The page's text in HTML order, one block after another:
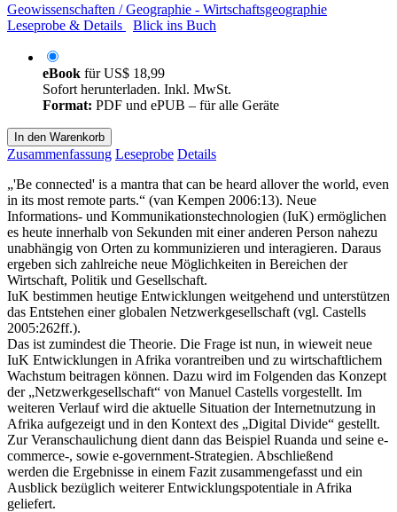
Geowissenschaften / Geographie - Wirtschaftsgeographie
Leseprobe & Details
Blick ins Buch
eBook fürUS$ 18,99
Sofort herunterladen. Inkl. MwSt.
Format: PDF und ePUB – für alle Geräte
In den Warenkorb
Zusammenfassung Leseprobe Details
„'Be connected' is a mantra that can be heard allover the world, even
in its most remote parts.“ (van Kempen 2006:13). Neue
Informations- und Kommunikationstechnologien (IuK) ermöglichen
es heute innerhalb von Sekunden mit einer anderen Person nahezu
unabhängig von Orten zu kommunizieren und interagieren. Daraus
ergeben sich zahlreiche neue Möglichkeiten in Bereichen der
Wirtschaft, Politik und Gesellschaft.
IuK bestimmen heutige Entwicklungen weitgehend und unterstützen
das Entstehen einer globalen Netzwerkgesellschaft (vgl. Castells
2005:262ff.).
Das ist zumindest die Theorie. Die Frage ist nun, in wieweit neue
IuK Entwicklungen in Afrika vorantreiben und zu wirtschaftlichem
Wachstum beitragen können. Dazu wird im Folgenden das Konzept
der „Netzwerkgesellschaft“ von Manuel Castells vorgestellt. Im
weiteren Verlauf wird die aktuelle Situation der Internetnutzung in
Afrika aufgezeigt und in den Kontext des „Digital Divide“ gestellt.
Zur Veranschaulichung dient dann das Beispiel Ruanda und seine e-
commerce-, sowie e-government-Strategien. Abschließend
werden die Ergebnisse in einem Fazit zusammengefasst und ein
Ausblick bezüglich weiterer Entwicklungspotentiale in Afrika
geliefert.